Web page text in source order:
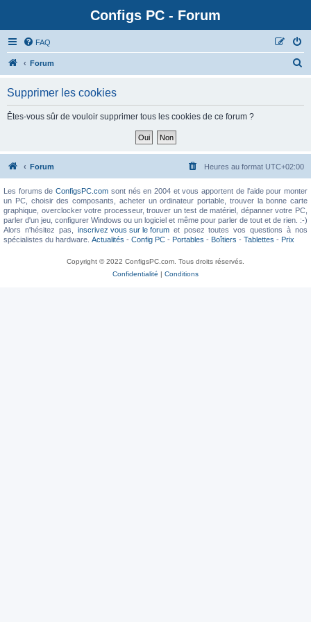
Configs PC - Forum
FAQ
Forum
Supprimer les cookies
Êtes-vous sûr de vouloir supprimer tous les cookies de ce forum ?
Forum Heures au format UTC+02:00
Les forums deConfigsPC.com sont nés en 2004 et vous apportent de l'aide pour monter
un PC, choisir des composants, acheter un ordinateur portable, trouver la bonne carte
graphique, overclocker votre processeur, trouver un test de matériel, dépanner votre PC,
parler d'un jeu, configurer Windows ou un logiciel et même pour parler de tout et de rien. :-)
Alors n'hésitez pas, inscrivez vous sur le forumet posez toutes vos questions à nos
spécialistes du hardware. Actualités - Config PC - Portables - Boîtiers - Tablettes - Prix
Copyright © 2022 ConfigsPC.com. Tous droits réservés.
Confidentialité | Conditions